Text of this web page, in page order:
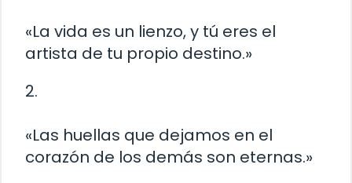
«La vida es un lienzo, y tú eres el
artista de tu propio destino.»
2.
«Las huellas que dejamos en el
corazón de los demás son eternas.»